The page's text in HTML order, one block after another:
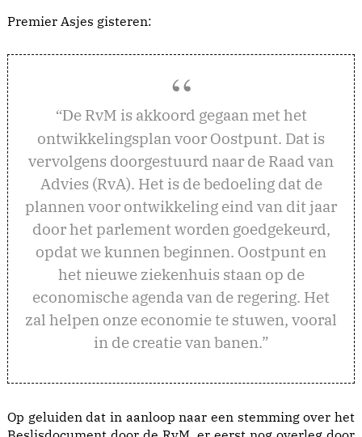
Premier Asjes gisteren:
“De RvM is akkoord gegaan met het
ontwikkelingsplan voor Oostpunt. Dat is
vervolgens doorgestuurd naar de Raad van
Advies (RvA). Het is de bedoeling dat de
plannen voor ontwikkeling eind van dit jaar
door het parlement worden goedgekeurd,
opdat we kunnen beginnen. Oostpunt en
het nieuwe ziekenhuis staan op de
economische agenda van de regering. Het
zal helpen onze economie te stuwen, vooral
in de creatie van banen.”
Op geluiden dat in aanloop naar een stemming over het